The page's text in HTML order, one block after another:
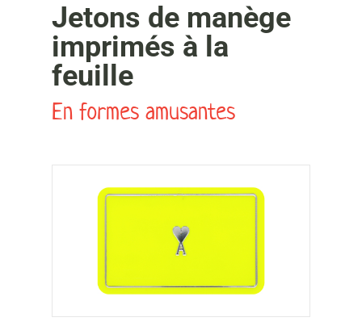
Jetons de manège
imprimés à la
feuille
En formes amusantes